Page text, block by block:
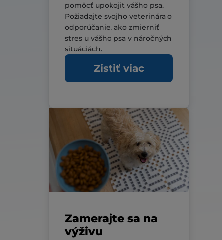
pomôcť upokojiť vášho psa.
Požiadajte svojho veterinára o
odporúčanie, ako zmierniť
stres u vášho psa v náročných
situáciách.
Zistiť viac
Zamerajte sa na
výživu